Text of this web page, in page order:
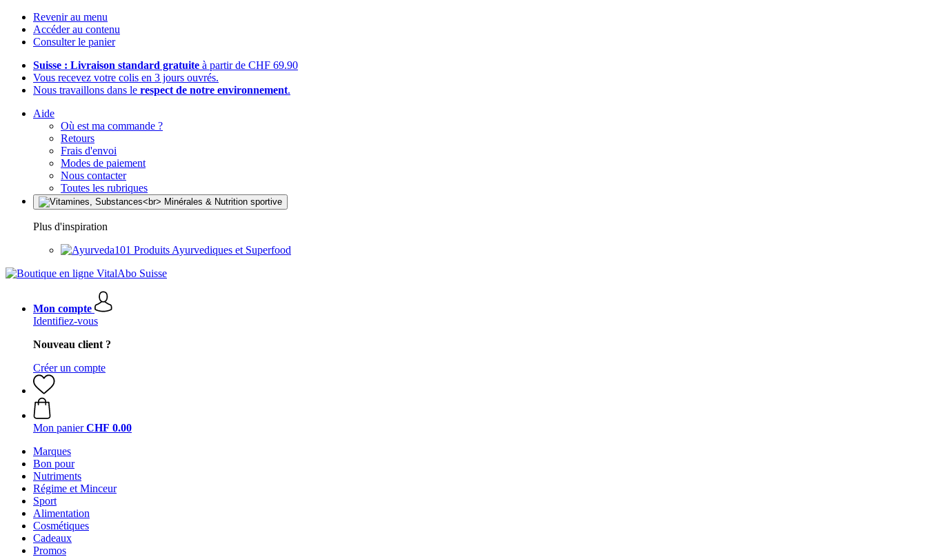
Revenir au menu
Accéder au contenu
Consulter le panier
Suisse : Livraison standard gratuite à partir de CHF 69.90
Vous recevez votre colis en 3 jours ouvrés.
Nous travaillons dans le respect de notre environnement.
Aide
Où est ma commande ?
Retours
Frais d'envoi
Modes de paiement
Nous contacter
Toutes les rubriques
Plus d'inspiration
Produits Ayurvediques et Superfood
Mon compte
Identifiez-vous
Nouveau client ?
Créer un compte
Mon panier CHF 0.00
Marques
Bon pour
Nutriments
Régime et Minceur
Sport
Alimentation
Cosmétiques
Cadeaux
Promos